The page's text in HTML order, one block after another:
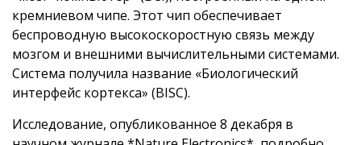
кремниевом чипе. Этот чип обеспечивает
беспроводную высокоскоростную связь между
мозгом и внешними вычислительными системами.
Система получила название «Биологический
интерфейс кортекса» (BISC).
Исследование, опубликованное 8 декабря в